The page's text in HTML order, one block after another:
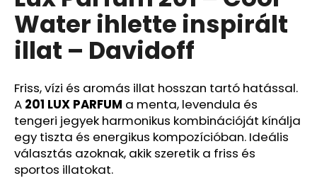
5-
ből
0,0
csillag.
Water ihlette inspirált
illat – Davidoff
Friss, vízi és aromás illat hosszan tartó hatással.
A 201 LUX PARFUM a menta, levendula és
tengeri jegyek harmonikus kombinációját kínálja
egy tiszta és energikus kompozícióban. Ideális
választás azoknak, akik szeretik a friss és
sportos illatokat.
A
j
n
l
j
u
k